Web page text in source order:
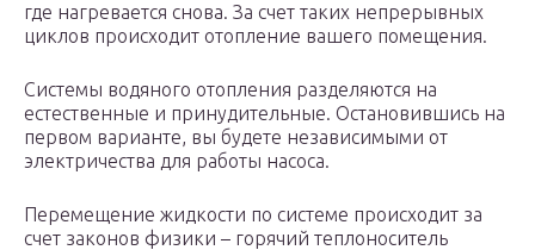
где нагревается снова. За счет таких непрерывных
циклов происходит отопление вашего помещения.
Системы водяного отопления разделяются на
естественные и принудительные. Остановившись на
первом варианте, вы будете независимыми от
электричества для работы насоса.
Перемещение жидкости по системе происходит за
счет законов физики – горячий теплоноситель